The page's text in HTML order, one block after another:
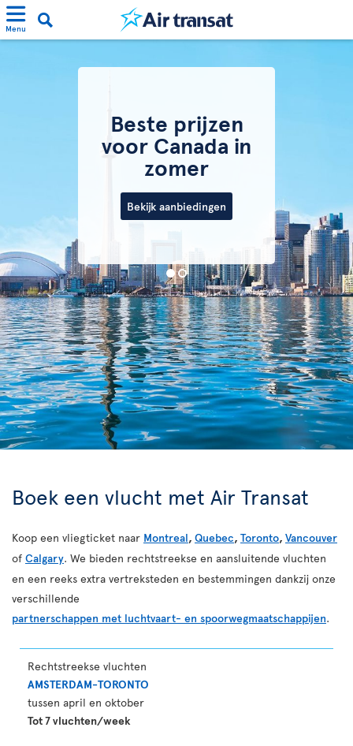
Menu
Beste prijzen
voor Canada in
zomer
Bekijk aanbiedingen
Boek een vlucht met Air Transat
Koop een vliegticket naar Montreal, Quebec, Toronto, Vancouver
of Calgary. We bieden rechtstreekse en aansluitende vluchten
en een reeks extra vertreksteden en bestemmingen dankzij onze
verschillende
partnerschappen met luchtvaart- en spoorwegmaatschappijen.
Rechtstreekse vluchten
AMSTERDAM-TORONTO
tussen april en oktober
Tot 7 vluchten/week